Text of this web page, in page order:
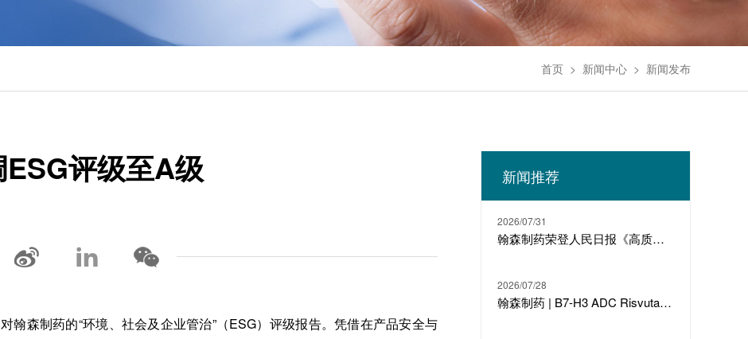
首页 > 新闻中心 > 新闻发布
评级至A级
翰森制药的“环境、社会及企业管治”（ESG）评级报告。凭借在产品安全与
新闻推荐
2026/07/31
翰森制药荣登人民日报《高质量发展故事汇》
2026/07/28
翰森制药 | B7-H3 ADC Risvutatug Rezetecan（HS-20093）骨肉瘤III期临床ARTEMIS-011达到IRC-PFS主要终点